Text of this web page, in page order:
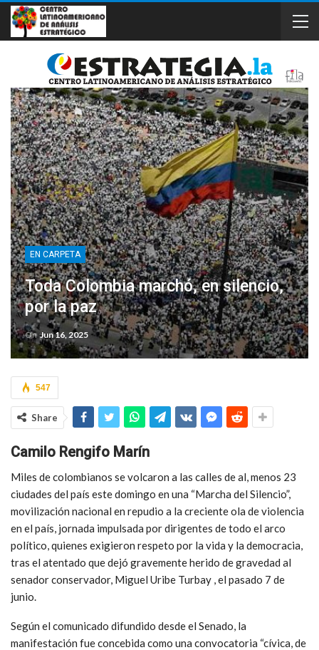
EN CARPETA
Toda Colombia marchó, en silencio,
por la paz
OnJun 16, 2025
547
Share
Camilo Rengifo Marín
Miles de colombianos se volcaron a las calles de al, menos 23
ciudades del país este domingo en una “Marcha del Silencio”,
movilización nacional en repudio a la creciente ola de violencia
en el país, jornada impulsada por dirigentes de todo el arco
político, quienes exigieron respeto por la vida y la democracia,
tras el atentado que dejó gravemente herido de gravedad al
senador conservador, Miguel Uribe Turbay el pasado 7 de
junio.
Según el comunicado difundido desde el Senado, la
manifestación fue concebida como una convocatoria “cívica, de